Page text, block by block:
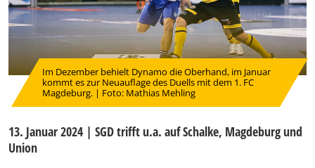
Im Dezember behielt Dynamo die Oberhand, im Januar
kommt es zur Neuauflage des Duells mit dem 1. FC
Magdeburg. | Foto: Mathias Mehling
13. Januar 2024 | SGD trifft u.a. auf Schalke, Magdeburg und
Union